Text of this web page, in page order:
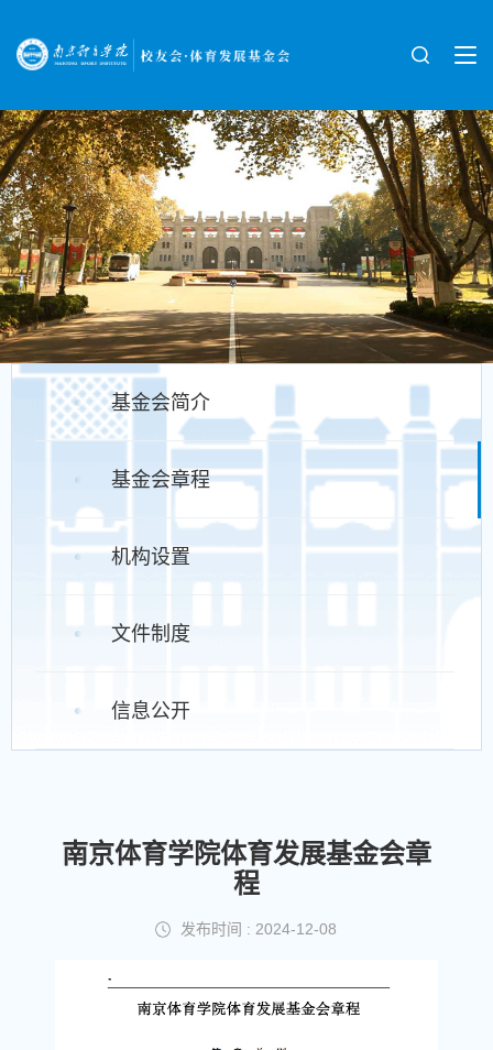
基金会简介
基金会章程
机构设置
文件制度
信息公开
南京体育学院体育发展基金会章
程
发布时间 : 2024-12-08